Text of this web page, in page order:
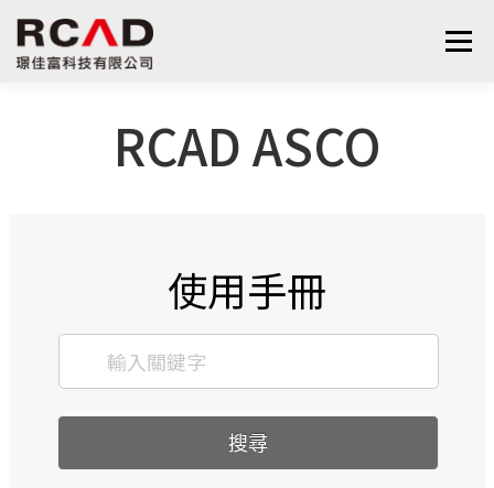
選單
軟體產品 算量服務
RCAD ASCO
使用手冊
搜尋